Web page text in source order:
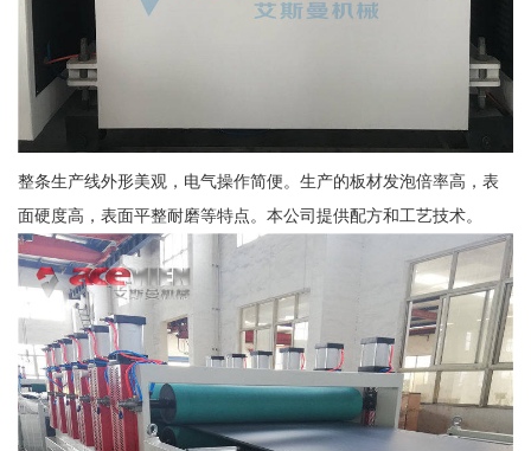
整条生产线外形美观，电气操作简便。生产的板材发泡倍率高，表
面硬度高，表面平整耐磨等特点。本公司提供配方和工艺技术。